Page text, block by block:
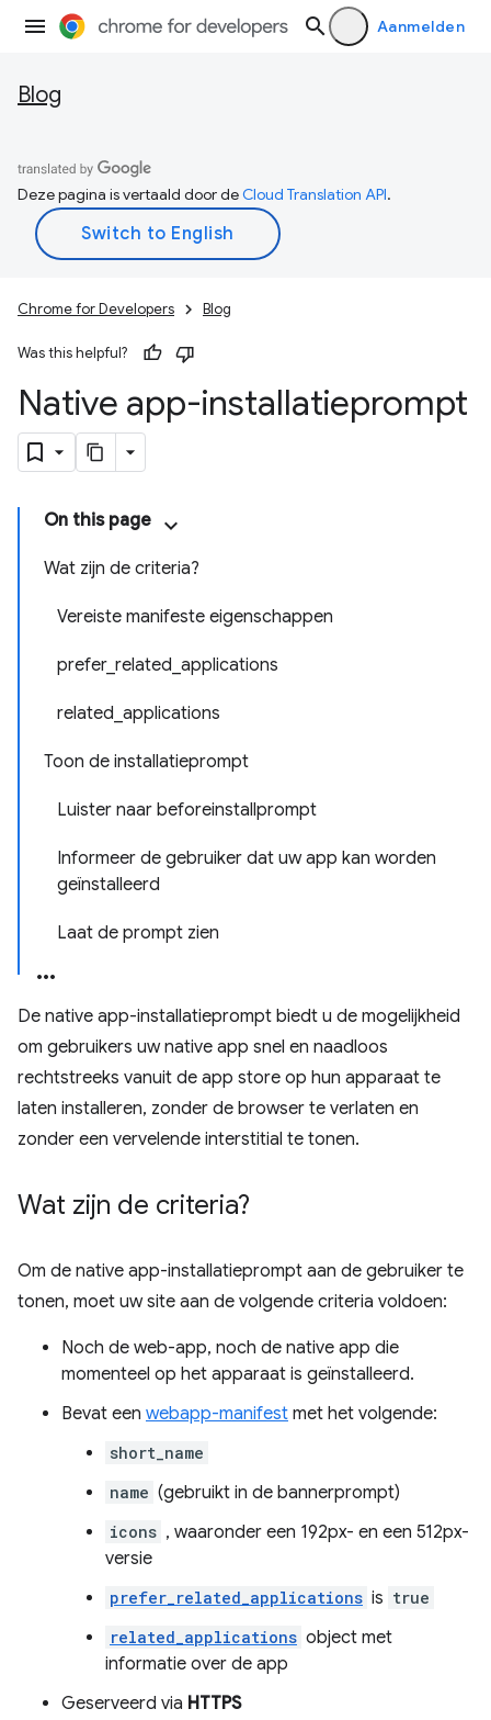
Aanmelden
Blog
Deze pagina is vertaald door deCloud Translation API.
Chrome for Developers Blog
Was this helpful?
Native app-installatieprompt
On this page
Wat zijn de criteria?
Vereiste manifeste eigenschappen
prefer_related_applications
related_applications
Toon de installatieprompt
Luister naar beforeinstallprompt
Informeer de gebruiker dat uw app kan worden
geïnstalleerd
Laat de prompt zien
De native app-installatieprompt biedt u de mogelijkheid
om gebruikers uw native app snel en naadloos
rechtstreeks vanuit de app store op hun apparaat te
laten installeren, zonder de browser te verlaten en
zonder een vervelende interstitial te tonen.
Wat zijn de criteria?
Om de native app-installatieprompt aan de gebruiker te
tonen, moet uw site aan de volgende criteria voldoen:
Noch de web-app, noch de native app die
momenteel op het apparaat is geïnstalleerd.
Bevat een webapp-manifest met het volgende:
short_name
name (gebruikt in de bannerprompt)
icons , waaronder een 192px- en een 512px-
versie
prefer_related_applications is true
related_applications object met
informatie over de app
Geserveerd via HTTPS